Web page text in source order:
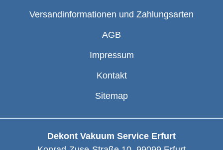
Versandinformationen und Zahlungsarten
AGB
Impressum
Kontakt
Sitemap
Dekont Vakuum Service Erfurt